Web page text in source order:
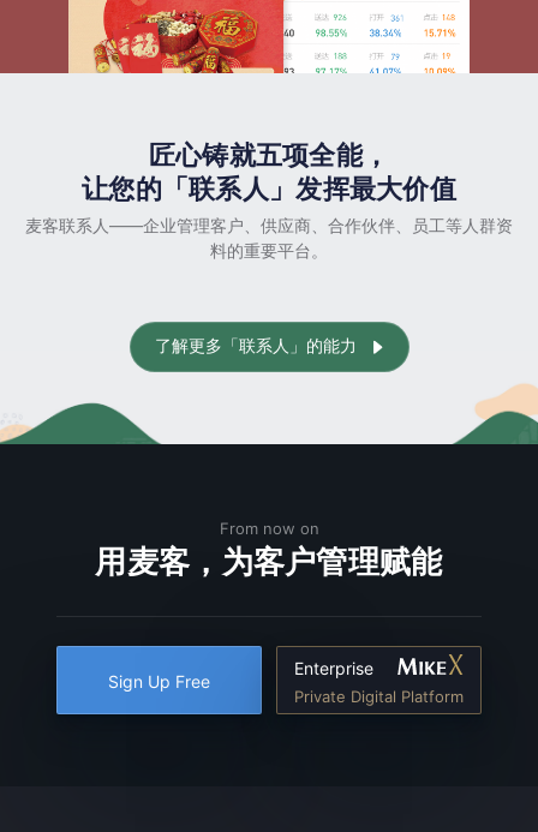
匠心铸就五项全能，
让您的「联系人」发挥最大价值
麦客联系人——企业管理客户、供应商、合作伙伴、员工等人群资
料的重要平台。
了解更多「联系人」的能力 
From now on
用麦客，为客户管理赋能
Sign Up Free
Enterprise
Private Digital Platform